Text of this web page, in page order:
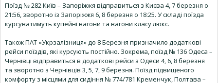
Поїзд № 282 Київ – Запоріжжя відправиться з Києва 4, 7 березня о
21:56, зворотно із Запоріжжя 6, 8 березня о 18:25. У складі поїзда
курсуватимуть купейні вагони та вагони класу люкс.
Також ПАТ «Укрзалізниця» до 8 Березня призначило додаткові
рейси поїздів, які курсують постійно. Зокрема, поїзд № 136 Одеса –
Чернівці відправиться в додаткові рейси з Одеси 4, 6, 8 березня
та зворотно з Чернівців 3, 5, 7, 9 березня. Поїзд підвищеного
комфорту з місцями для сидіння № 774/781 Кременчук, Полтава –